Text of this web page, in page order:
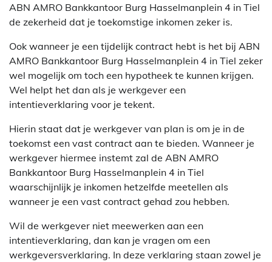
ABN AMRO Bankkantoor Burg Hasselmanplein 4 in Tiel
de zekerheid dat je toekomstige inkomen zeker is.
Ook wanneer je een tijdelijk contract hebt is het bij ABN
AMRO Bankkantoor Burg Hasselmanplein 4 in Tiel zeker
wel mogelijk om toch een hypotheek te kunnen krijgen.
Wel helpt het dan als je werkgever een
intentieverklaring voor je tekent.
Hierin staat dat je werkgever van plan is om je in de
toekomst een vast contract aan te bieden. Wanneer je
werkgever hiermee instemt zal de ABN AMRO
Bankkantoor Burg Hasselmanplein 4 in Tiel
waarschijnlijk je inkomen hetzelfde meetellen als
wanneer je een vast contract gehad zou hebben.
Wil de werkgever niet meewerken aan een
intentieverklaring, dan kan je vragen om een
werkgeversverklaring. In deze verklaring staan zowel je